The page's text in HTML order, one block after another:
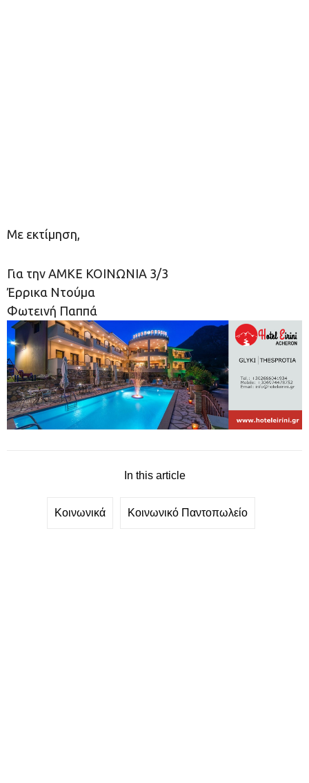
Με εκτίμηση,
Για την ΑΜΚΕ ΚΟΙΝΩΝΙΑ 3/3
Έρρικα Ντούμα
Φωτεινή Παππά
In this article
Κοινωνικά Κοινωνικό Παντοπωλείο